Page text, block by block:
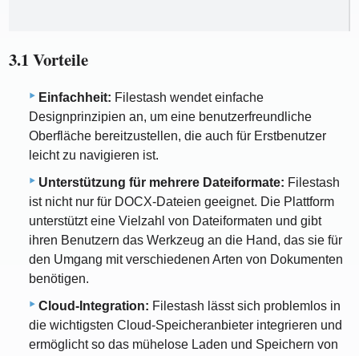
3.1 Vorteile
Einfachheit: Filestash wendet einfache
Designprinzipien an, um eine benutzerfreundliche
Oberfläche bereitzustellen, die auch für Erstbenutzer
leicht zu navigieren ist.
Unterstützung für mehrere Dateiformate: Filestash
ist nicht nur für DOCX-Dateien geeignet. Die Plattform
unterstützt eine Vielzahl von Dateiformaten und gibt
ihren Benutzern das Werkzeug an die Hand, das sie für
den Umgang mit verschiedenen Arten von Dokumenten
benötigen.
Cloud-Integration: Filestash lässt sich problemlos in
die wichtigsten Cloud-Speicheranbieter integrieren und
ermöglicht so das mühelose Laden und Speichern von